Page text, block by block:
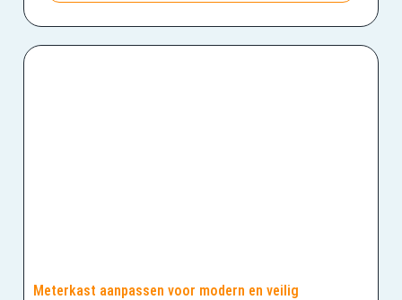
Meterkast aanpassen voor modern en veilig